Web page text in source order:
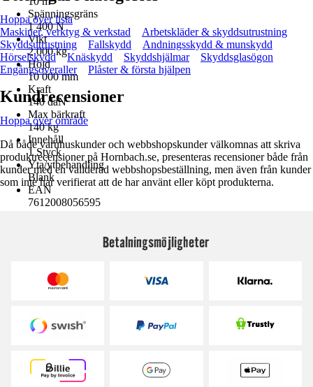
Spänningsgräns
1 400 N
Vikt
2 000 kg
Höjd
10 000 mm
Kraft
140 daN
Max bärkraft
140 kg
Innehåll
1 Styck
Yta/ytbehandling
Blank
EAN
7612008056595
Hoppa över lista
Maskiner, verktyg & verkstad
Arbetskläder & skyddsutrustning
Skyddsutrustning
Fallskydd
Andningsskydd & munskydd
Hörselskydd
Knäskydd Skyddshjälmar
Skyddsglasögon
Engångsoveraller
Plåster & första hjälpen
Kundrecensioner
Hoppa över område
Då både varuhuskunder och webbshopskunder välkomnas att skriva
produktrecensioner på Hornbach.se, presenteras recensioner både från
kunder med en validerad webbshopsbeställning, men även från kunder
som inte har verifierat att de har använt eller köpt produkterna.
Betalningsmöjligheter